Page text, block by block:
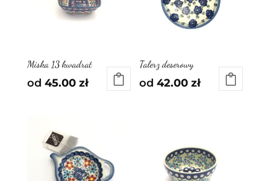
Miska 13 kwadrat
od 45.00 zł
Talerz deserowy
od42.00zł